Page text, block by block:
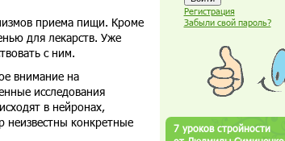
приема пищи. Кроме
для лекарств. Уже
с ним.
внимание на
исследования
в нейронах,
неизвестны конкретные
Регистрация
Забыли свой пароль?
7 уроков стройности